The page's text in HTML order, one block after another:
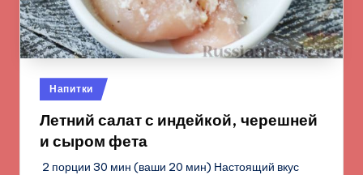
Опубликовано
в
Напитки
Летний салат с индейкой, черешней
и сыром фета
2 порции 30 мин (ваши 20 мин) Настоящий вкус